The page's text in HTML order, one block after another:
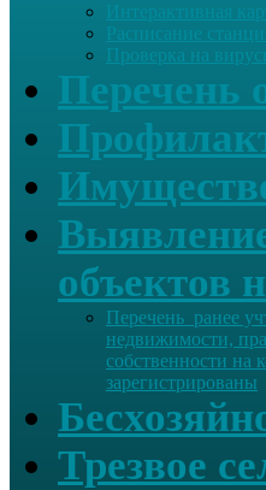
Интерактивная
Расписание
Проверка на
Перечень
объектов
Перечень ранее
недвижимости,
собственности на
зарегистрированы
Трезвое